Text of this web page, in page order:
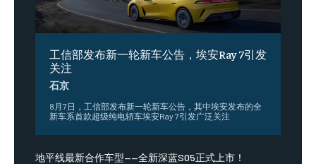
工信部发布新一轮新车公告，埃安Ray 7引发
关注
石京
8月7日，工信部发布新一轮新车公告，其中埃安发布的全
新车系首款超级纯电轿车埃安Ray 7引发广泛关注
地平线最新合作车型——全新深蓝S05正式上市！